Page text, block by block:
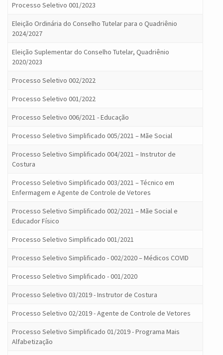
Processo Seletivo 001/2023
Eleição Ordinária do Conselho Tutelar para o Quadriênio
2024/2027
Eleição Suplementar do Conselho Tutelar, Quadriênio
2020/2023
Processo Seletivo 002/2022
Processo Seletivo 001/2022
Processo Seletivo 006/2021 - Educação
Processo Seletivo Simplificado 005/2021 – Mãe Social
Processo Seletivo Simplificado 004/2021 – Instrutor de
Costura
Processo Seletivo Simplificado 003/2021 – Técnico em
Enfermagem e Agente de Controle de Vetores
Processo Seletivo Simplificado 002/2021 – Mãe Social e
Educador Físico
Processo Seletivo Simplificado 001/2021
Processo Seletivo Simplificado - 002/2020 – Médicos COVID
Processo Seletivo Simplificado - 001/2020
Processo Seletivo 03/2019 - Instrutor de Costura
Processo Seletivo 02/2019 - Agente de Controle de Vetores
Processo Seletivo Simplificado 01/2019 - Programa Mais
Alfabetização